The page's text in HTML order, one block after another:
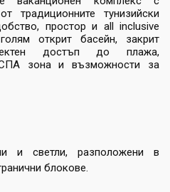
традиционните тунизийски
простор и all inclusive
открит басейн, закрит
достъп до плажа,
СПА зона и възможности за
и светли, разположени в
блокове.